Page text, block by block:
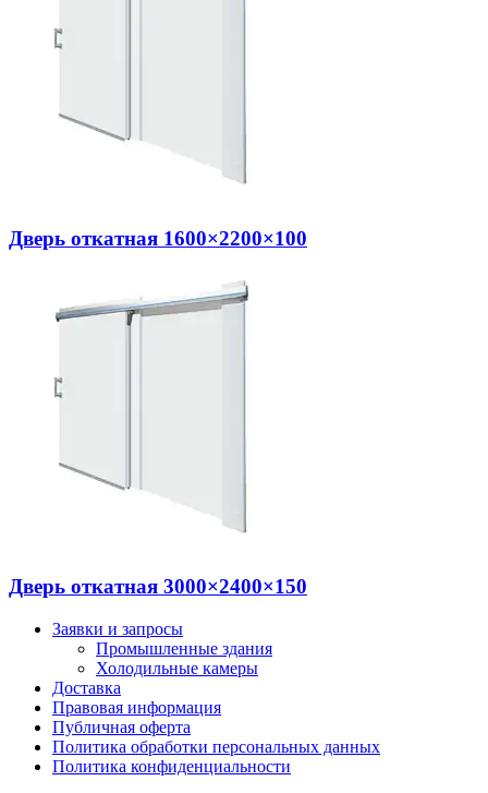
Дверь откатная 1600×2200×100
Дверь откатная 3000×2400×150
Заявки и запросы
Промышленные здания
Холодильные камеры
Доставка
Правовая информация
Публичная оферта
Политика обработки персональных данных
Политика конфиденциальности